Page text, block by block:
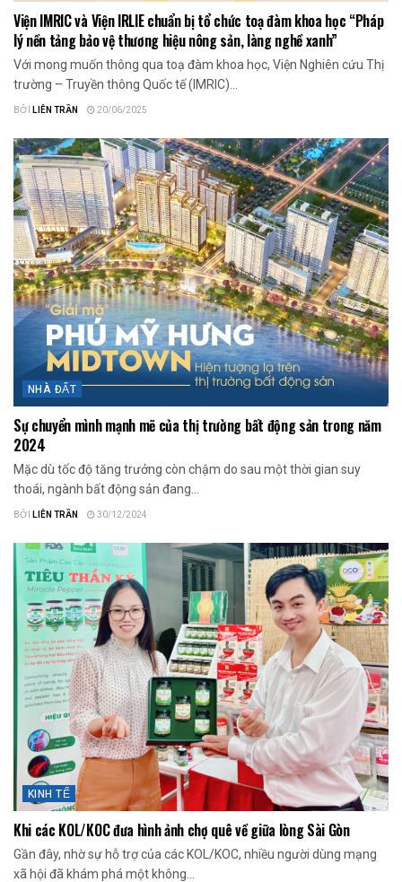
Viện IMRIC và Viện IRLIE chuẩn bị tổ chức toạ đàm khoa học “Pháp
lý nền tảng bảo vệ thương hiệu nông sản, làng nghề xanh”
Với mong muốn thông qua toạ đàm khoa học, Viện Nghiên cứu Thị
trường – Truyền thông Quốc tế (IMRIC)...
BỞI LIÊN TRẦN 20/06/2025
NHÀ ĐẤT
Sự chuyển mình mạnh mẽ của thị trường bất động sản trong năm
2024
Mặc dù tốc độ tăng trưởng còn chậm do sau một thời gian suy
thoái, ngành bất động sản đang...
BỞI LIÊN TRẦN 30/12/2024
KINH TẾ
Khi các KOL/KOC đưa hình ảnh chợ quê về giữa lòng Sài Gòn
Gần đây, nhờ sự hỗ trợ của các KOL/KOC, nhiều người dùng mạng
xã hội đã khám phá một không...